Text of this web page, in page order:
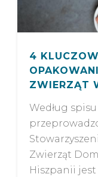
4
ZWIERZĄT
Według spisu
Zwierząt
Hiszpanii jest